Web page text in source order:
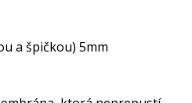
a špičkou) 5mm